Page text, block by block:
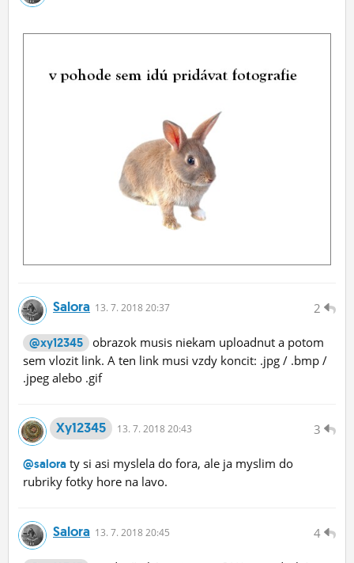
2
Salora 13. 7. 2018 20:37
@xy12345 obrazok musis niekam uploadnut a potom
sem vlozit link. A ten link musi vzdy koncit: .jpg / .bmp /
.jpeg alebo .gif
3
Xy12345 13. 7. 2018 20:43
@salora ty si asi myslela do fora, ale ja myslim do
rubriky fotky hore na lavo.
4
Salora 13. 7. 2018 20:45